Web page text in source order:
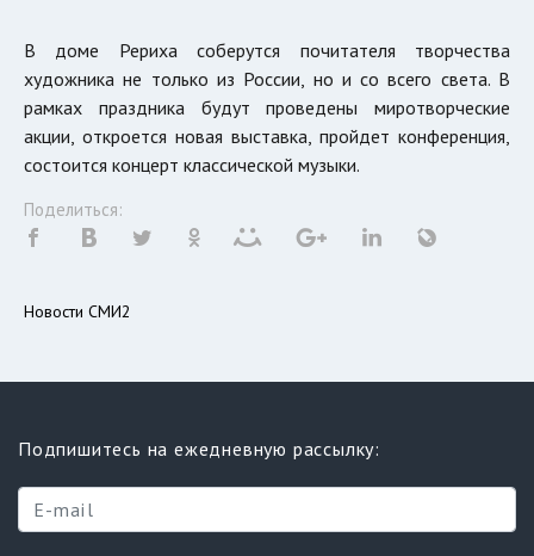
В доме Рериха соберутся почитателя творчества
художника не только из России, но и со всего света. В
рамках праздника будут проведены миротворческие
акции, откроется новая выставка, пройдет конференция,
состоится концерт классической музыки.
Поделиться:
Новости СМИ2
Подпишитесь на ежедневную рассылку: